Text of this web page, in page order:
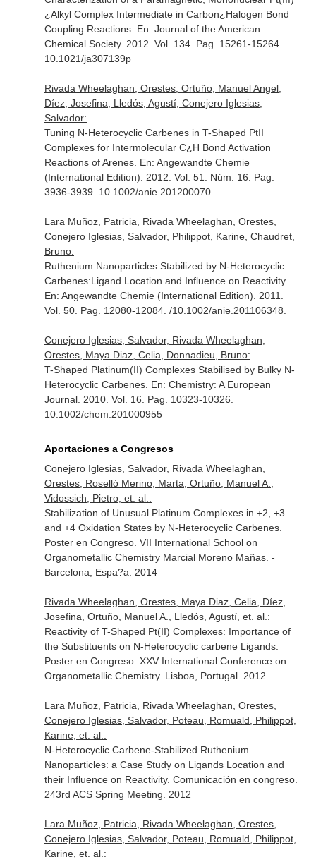
¿Alkyl Complex Intermediate in Carbon¿Halogen Bond
Coupling Reactions. En: Journal of the American
Chemical Society. 2012. Vol. 134. Pag. 15261-15264.
10.1021/ja307139p
Rivada Wheelaghan, Orestes, Ortuño, Manuel Angel,
Díez, Josefina, Lledós, Agustí, Conejero Iglesias,
Salvador:
Tuning N-Heterocyclic Carbenes in T-Shaped PtII
Complexes for Intermolecular C¿H Bond Activation
Reactions of Arenes. En: Angewandte Chemie
(International Edition) . 2012. Vol. 51. Núm. 16. Pag.
3936-3939. 10.1002/anie.201200070
Lara Muñoz, Patricia, Rivada Wheelaghan, Orestes,
Conejero Iglesias, Salvador, Philippot, Karine, Chaudret,
Bruno:
Ruthenium Nanoparticles Stabilized by N-Heterocyclic
Carbenes:Ligand Location and Influence on Reactivity.
En: Angewandte Chemie (International Edition) . 2011.
Vol. 50. Pag. 12080-12084. /10.1002/anie.201106348.
Conejero Iglesias, Salvador, Rivada Wheelaghan,
Orestes, Maya Diaz, Celia, Donnadieu, Bruno:
T-Shaped Platinum(II) Complexes Stabilised by Bulky N-
Heterocyclic Carbenes. En: Chemistry: A European
Journal. 2010. Vol. 16. Pag. 10323-10326.
10.1002/chem.201000955
Aportaciones a Congresos
Conejero Iglesias, Salvador, Rivada Wheelaghan,
Orestes, Roselló Merino, Marta, Ortuño, Manuel A.,
Vidossich, Pietro, et. al.:
Stabilization of Unusual Platinum Complexes in +2, +3
and +4 Oxidation States by N-Heterocyclic Carbenes.
Poster en Congreso. VII International School on
Organometallic Chemistry Marcial Moreno Mañas. -
Barcelona, Espa?a. 2014
Rivada Wheelaghan, Orestes, Maya Diaz, Celia, Díez,
Josefina, Ortuño, Manuel A., Lledós, Agustí, et. al.:
Reactivity of T-Shaped Pt(II) Complexes: Importance of
the Substituents on N-Heterocyclic carbene Ligands.
Poster en Congreso. XXV International Conference on
Organometallic Chemistry. Lisboa, Portugal. 2012
Lara Muñoz, Patricia, Rivada Wheelaghan, Orestes,
Conejero Iglesias, Salvador, Poteau, Romuald, Philippot,
Karine, et. al.:
N-Heterocyclic Carbene-Stabilized Ruthenium
Nanoparticles: a Case Study on Ligands Location and
their Influence on Reactivity. Comunicación en congreso.
243rd ACS Spring Meeting. 2012
Lara Muñoz, Patricia, Rivada Wheelaghan, Orestes,
Conejero Iglesias, Salvador, Poteau, Romuald, Philippot,
Karine, et. al.: